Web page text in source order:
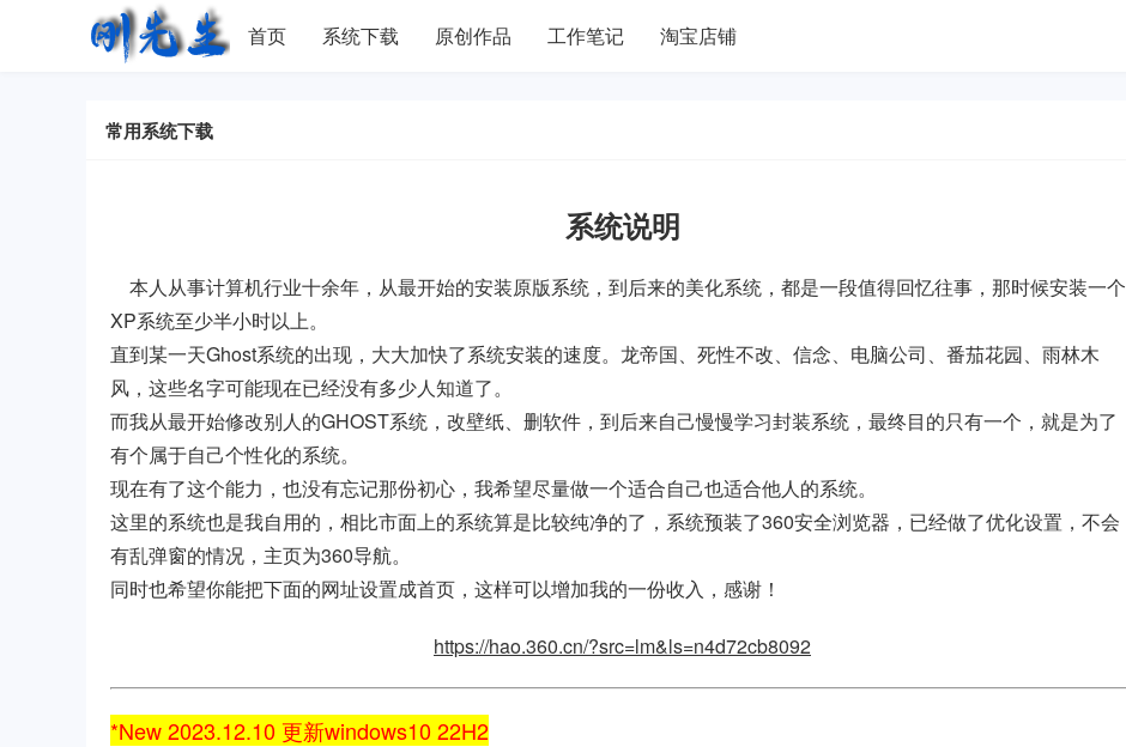
首页 系统下载 原创作品 工作笔记 淘宝店铺
常用系统下载
系统说明
本人从事计算机行业十余年，从最开始的安装原版系统，到后来的美化系统，都是一段值得回忆往事，那时候安装一个
XP系统至少半小时以上。
直到某一天Ghost系统的出现，大大加快了系统安装的速度。龙帝国、死性不改、信念、电脑公司、番茄花园、雨林木
风，这些名字可能现在已经没有多少人知道了。
而我从最开始修改别人的GHOST系统，改壁纸、删软件，到后来自己慢慢学习封装系统，最终目的只有一个，就是为了
有个属于自己个性化的系统。
现在有了这个能力，也没有忘记那份初心，我希望尽量做一个适合自己也适合他人的系统。
这里的系统也是我自用的，相比市面上的系统算是比较纯净的了，系统预装了360安全浏览器，已经做了优化设置，不会
有乱弹窗的情况，主页为360导航。
同时也希望你能把下面的网址设置成首页，这样可以增加我的一份收入，感谢！
https://hao.360.cn/?src=lm&ls=n4d72cb8092
*New 2023.12.10 更新windows10 22H2